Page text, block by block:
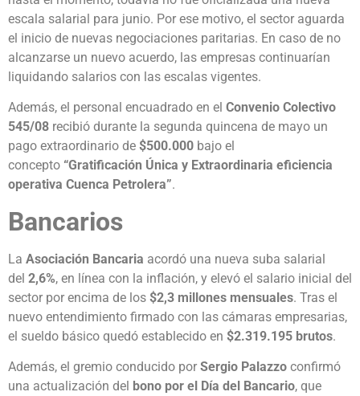
escala salarial para junio. Por ese motivo, el sector aguarda
el inicio de nuevas negociaciones paritarias. En caso de no
alcanzarse un nuevo acuerdo, las empresas continuarían
liquidando salarios con las escalas vigentes.
Además, el personal encuadrado en el Convenio Colectivo
545/08 recibió durante la segunda quincena de mayo un
pago extraordinario de $500.000 bajo el
concepto “Gratificación Única y Extraordinaria eficiencia
operativa Cuenca Petrolera”.
Bancarios
La Asociación Bancaria acordó una nueva suba salarial
del 2,6%, en línea con la inflación, y elevó el salario inicial del
sector por encima de los $2,3 millones mensuales. Tras el
nuevo entendimiento firmado con las cámaras empresarias,
el sueldo básico quedó establecido en $2.319.195 brutos.
Además, el gremio conducido por Sergio Palazzo confirmó
una actualización del bono por el Día del Bancario, que